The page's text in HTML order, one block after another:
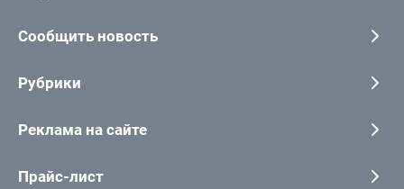
Сообщить новость
Рубрики
Реклама на сайте
Прайс-лист